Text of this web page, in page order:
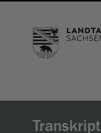
Transkript